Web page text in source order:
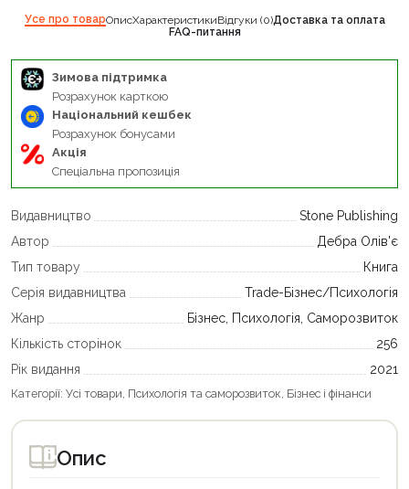
Усе про товарОписХарактеристикиВідгуки (0)Доставка та оплата
FAQ-питання
Зимова підтримка
Розрахунок карткою
Національний кешбек
Розрахунок бонусами
Акція
Спеціальна пропозиція
Видавництво
Stone Publishing
Автор
Дебра Олів'є
Тип товару
Книга
Серія видавництва
Trade-Бізнес/Психологія
Жанр
Бізнес, Психологія, Саморозвиток
Кількість сторінок
256
Рік видання
2021
Категорії: Усі товари Психологія та саморозвиток Бізнес і фінанси
Опис